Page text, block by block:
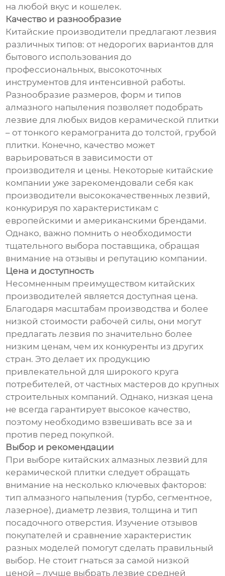
на любой вкус и кошелек.
Качество и разнообразие
Китайские производители предлагают лезвия
различных типов: от недорогих вариантов для
бытового использования до
профессиональных, высокоточных
инструментов для интенсивной работы.
Разнообразие размеров, форм и типов
алмазного напыления позволяет подобрать
лезвие для любых видов керамической плитки
– от тонкого керамогранита до толстой, грубой
плитки. Конечно, качество может
варьироваться в зависимости от
производителя и цены. Некоторые китайские
компании уже зарекомендовали себя как
производители высококачественных лезвий,
конкурируя по характеристикам с
европейскими и американскими брендами.
Однако, важно помнить о необходимости
тщательного выбора поставщика, обращая
внимание на отзывы и репутацию компании.
Цена и доступность
Несомненным преимуществом китайских
производителей является доступная цена.
Благодаря масштабам производства и более
низкой стоимости рабочей силы, они могут
предлагать лезвия по значительно более
низким ценам, чем их конкуренты из других
стран. Это делает их продукцию
привлекательной для широкого круга
потребителей, от частных мастеров до крупных
строительных компаний. Однако, низкая цена
не всегда гарантирует высокое качество,
поэтому необходимо взвешивать все за и
против перед покупкой.
Выбор и рекомендации
При выборе китайских алмазных лезвий для
керамической плитки следует обращать
внимание на несколько ключевых факторов:
тип алмазного напыления (турбо, сегментное,
лазерное), диаметр лезвия, толщина и тип
посадочного отверстия. Изучение отзывов
покупателей и сравнение характеристик
разных моделей помогут сделать правильный
выбор. Не стоит гнаться за самой низкой
ценой – лучше выбрать лезвие средней